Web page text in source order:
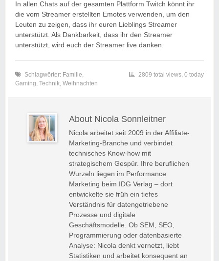
In allen Chats auf der gesamten Plattform Twitch könnt ihr
die vom Streamer erstellten Emotes verwenden, um den
Leuten zu zeigen, dass ihr euren Lieblings Streamer
unterstützt. Als Dankbarkeit, dass ihr den Streamer
unterstützt, wird euch der Streamer live danken.
Schlagwörter: Familie,
Gaming, Technik, Weihnachten
2809 total views, 0 today
About Nicola Sonnleitner
Nicola arbeitet seit 2009 in der Affiliate-
Marketing-Branche und verbindet
technisches Know-how mit
strategischem Gespür. Ihre beruflichen
Wurzeln liegen im Performance
Marketing beim IDG Verlag – dort
entwickelte sie früh ein tiefes
Verständnis für datengetriebene
Prozesse und digitale
Geschäftsmodelle. Ob SEM, SEO,
Programmierung oder datenbasierte
Analyse: Nicola denkt vernetzt, liebt
Statistiken und arbeitet konsequent an